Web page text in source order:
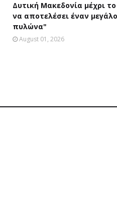
Δυτική Μακεδονία μέχρι το
να αποτελέσει έναν μεγάλο
πυλώνα"
August 01, 2026